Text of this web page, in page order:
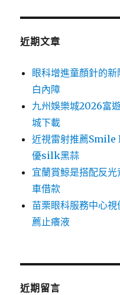
近期文章
眼科增進童顏針的
白內障
九州娛樂城2026富
城下載
近視雷射推薦Smile
優silk黑蒜
宜蘭賞鯨是搭配反
車借款
苗栗眼科服務中心
薦止癢液
近期留言